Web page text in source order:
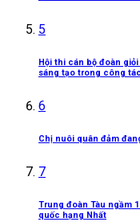
5
Hội thi cán bộ đoàn
sáng tạo trong công
6
Chị nuôi quân đảm
7
Trung đoàn Tàu ngầm
quốc hạng Nhất